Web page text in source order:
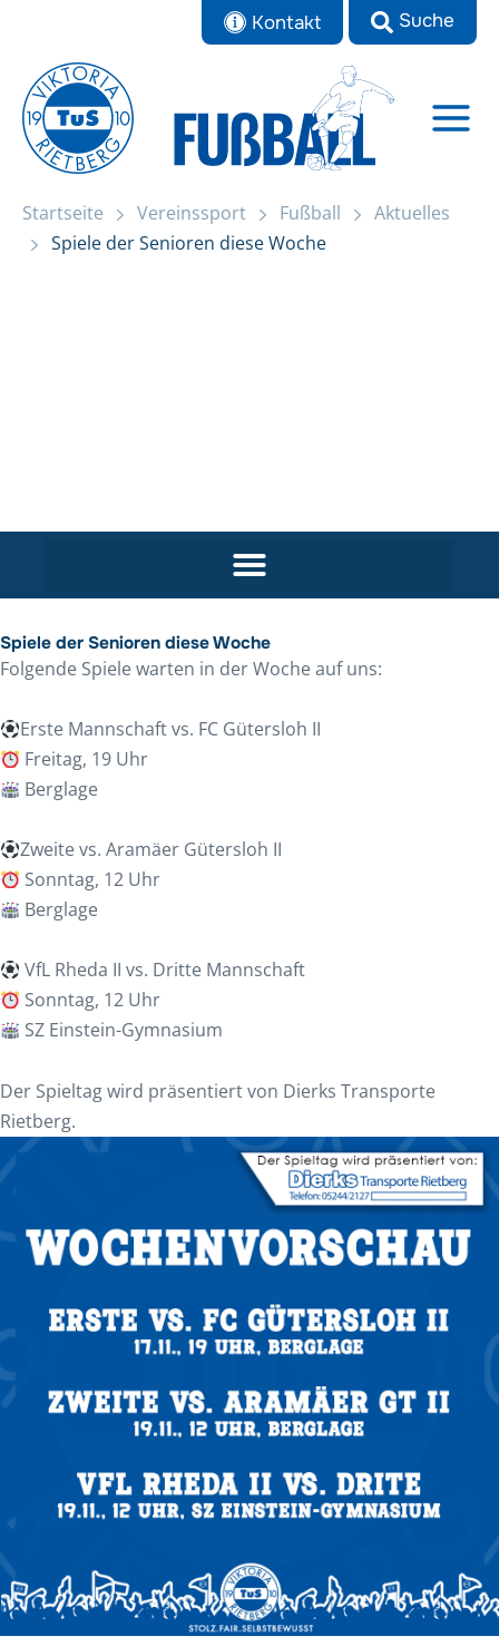
springen
Kontakt
Startseite Spiele der Senioren diese Woche
Startseite Vereinssport Fußball
Aktuelles
Spiele der Senioren diese Woche
Spiele der Senioren diese Woche
Folgende Spiele warten in der Woche auf uns:
Erste Mannschaft vs. FC Gütersloh II
Freitag, 19 Uhr
Berglage
Zweite vs. Aramäer Gütersloh II
Sonntag, 12 Uhr
Berglage
VfL Rheda II vs. Dritte Mannschaft
Sonntag, 12 Uhr
SZ Einstein-Gymnasium
Der Spieltag wird präsentiert von Dierks Transporte
Rietberg.